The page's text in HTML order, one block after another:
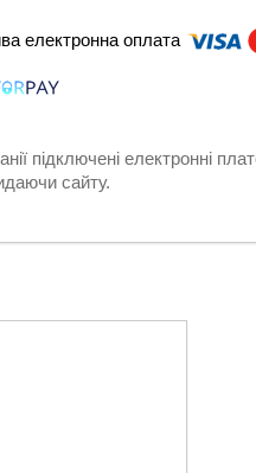
підключені електронні
сайту.